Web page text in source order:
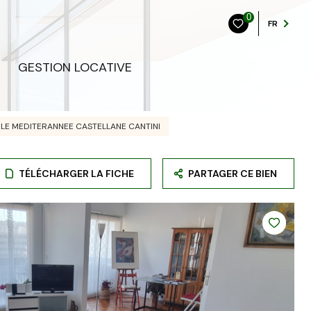
0
FR
GESTION LOCATIVE
MEDITERANNEE CASTELLANE CANTINI
TÉLÉCHARGER LA FICHE PARTAGER CE BIEN